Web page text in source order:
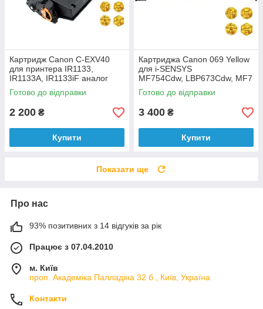
Картридж Canon C-EXV40
для принтера IR1133,
IR1133A, IR1133iF аналог
Готово до відправки
2 200 ₴
Купити
Картриджа Canon 069 Yellow
для i-SENSYS
MF754Cdw, LBP673Cdw, MF7
52Cdw аналог
Готово до відправки
3 400 ₴
Купити
Показати ще
Про нас
93% позитивних з 14 відгуків за рік
Працює з 07.04.2010
м. Київ
проп. Академіка Палладіна 32 б , Київ, Україна
Контакти